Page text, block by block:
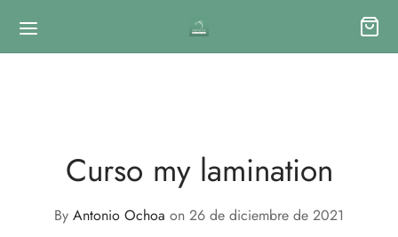
Curso my lamination
By Antonio Ochoa on 26 de diciembre de 2021